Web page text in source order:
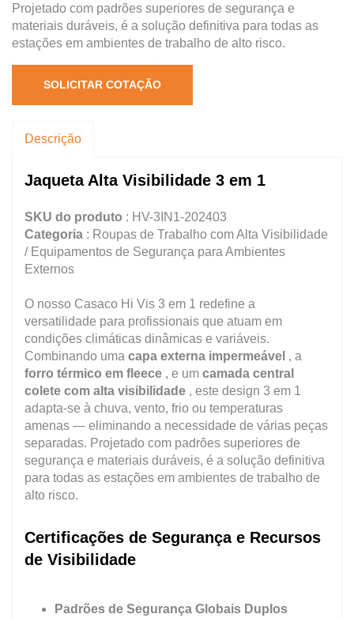
Projetado com padrões superiores de segurança e
materiais duráveis, é a solução definitiva para todas as
estações em ambientes de trabalho de alto risco.
SOLICITAR COTAÇÃO
Descrição
Jaqueta Alta Visibilidade 3 em 1
SKU do produto : HV-3IN1-202403
Categoria : Roupas de Trabalho com Alta Visibilidade
/ Equipamentos de Segurança para Ambientes
Externos
O nosso Casaco Hi Vis 3 em 1 redefine a
versatilidade para profissionais que atuam em
condições climáticas dinâmicas e variáveis.
Combinando uma capa externa impermeável , a
forro térmico em fleece , e um camada central
colete com alta visibilidade , este design 3 em 1
adapta-se à chuva, vento, frio ou temperaturas
amenas — eliminando a necessidade de várias peças
separadas. Projetado com padrões superiores de
segurança e materiais duráveis, é a solução definitiva
para todas as estações em ambientes de trabalho de
alto risco.
Certificações de Segurança e Recursos
de Visibilidade
Padrões de Segurança Globais Duplos